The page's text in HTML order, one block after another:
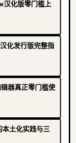
汉化版零门槛上
化发行版完整指
器真正零门槛使
土化实践与三